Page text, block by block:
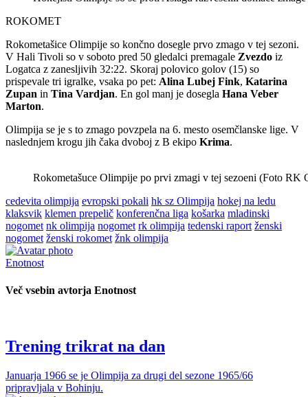
ROKOMET
Rokometašice Olimpije so končno dosegle prvo zmago v tej sezoni.
V Hali Tivoli so v soboto pred 50 gledalci premagale Zvezdo iz
Logatca z zanesljivih 32:22. Skoraj polovico golov (15) so
prispevale tri igralke, vsaka po pet: Alina Lubej Fink, Katarina
Zupan in Tina Vardjan. En gol manj je dosegla Hana Veber
Marton.
Olimpija se je s to zmago povzpela na 6. mesto osemčlanske lige. V
naslednjem krogu jih čaka dvoboj z B ekipo Krima.
Rokometašuce Olimpije po prvi zmagi v tej sezoeni (Foto RK
cedevita olimpija evropski pokali hk sz Olimpija hokej na ledu
klaksvik klemen prepelič konferenčna liga košarka mladinski
nogomet nk olimpija nogomet rk olimpija tedenski raport ženski
nogomet ženski rokomet žnk olimpija
Enotnost
Več vsebin avtorja Enotnost
Trening trikrat na dan
Januarja 1966 se je Olimpija za drugi del sezone 1965/66
pripravljala v Bohinju.